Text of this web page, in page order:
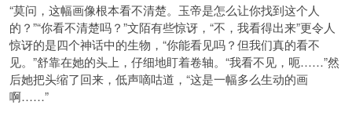
“莫问，这幅画像根本看不清楚。玉帝是怎么让你找到这个人
的？”“你看不清楚吗？”文陌有些惊讶，“不，我看得出来”更令人
惊讶的是四个神话中的生物，“你能看见吗？但我们真的看不
见。”舒靠在她的头上，仔细地盯着卷轴。“我看不见，呃……”然
后她把头缩了回来，低声嘀咕道，“这是一幅多么生动的画
啊……”